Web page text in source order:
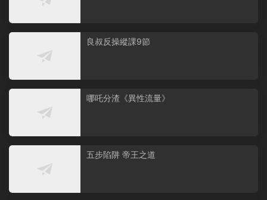
良叔反操縱課9節
哪吒分渣《異性流量》
五步陷阱 帝王之道